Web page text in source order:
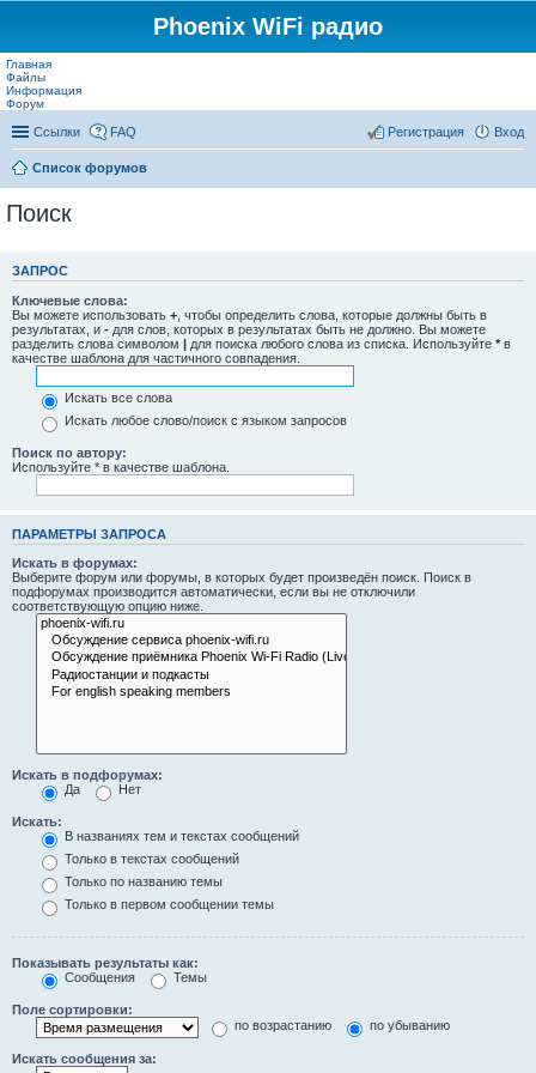
Phoenix WiFi радио
Главная
Файлы
Информация
Форум
Ссылки FAQ Вход
Регистрация
Список форумов
Поиск
ЗАПРОС
Ключевые слова:
Вы можете использовать + , чтобы определить слова, которые должны быть в
результатах, и - для слов, которых в результатах быть не должно. Вы можете
разделить слова символом | для поиска любого слова из списка. Используйте * в
качестве шаблона для частичного совпадения.
Искать все слова
Искать любое слово/поиск с языком запросов
Поиск по автору:
Используйте * в качестве шаблона.
ПАРАМЕТРЫ ЗАПРОСА
Искать в форумах:
Выберите форум или форумы, в которых будет произведён поиск. Поиск в
подфорумах производится автоматически, если вы не отключили
соответствующую опцию ниже.
Искать в подфорумах:
Да
Нет
Искать:
В названиях тем и текстах сообщений
Только в текстах сообщений
Только по названию темы
Только в первом сообщении темы
Показывать результаты как:
Сообщения
Темы
Поле сортировки:
по возрастанию
по убыванию
Искать сообщения за: